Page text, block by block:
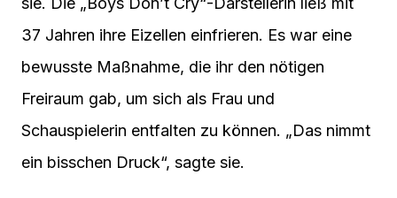
37 Jahren ihre Eizellen einfrieren. Es war eine
bewusste Maßnahme, die ihr den nötigen
Freiraum gab, um sich als Frau und
Schauspielerin entfalten zu können. „Das nimmt
ein bisschen Druck“, sagte sie.